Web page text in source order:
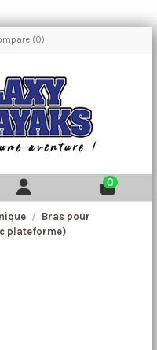
(0)
0
Bras pour
plateforme)